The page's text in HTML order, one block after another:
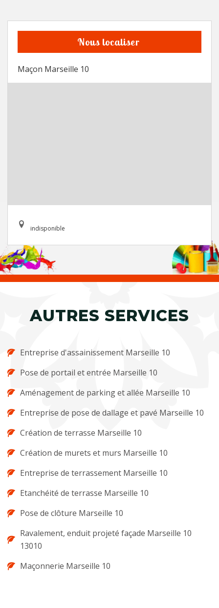
Nous localiser
Maçon Marseille 10
indisponible
AUTRES SERVICES
Entreprise d'assainissement Marseille 10
Pose de portail et entrée Marseille 10
Aménagement de parking et allée Marseille 10
Entreprise de pose de dallage et pavé Marseille 10
Création de terrasse Marseille 10
Création de murets et murs Marseille 10
Entreprise de terrassement Marseille 10
Etanchéité de terrasse Marseille 10
Pose de clôture Marseille 10
Ravalement, enduit projeté façade Marseille 10
13010
Maçonnerie Marseille 10